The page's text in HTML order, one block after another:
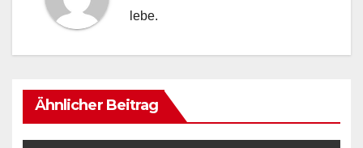
lebe.
Ähnlicher Beitrag